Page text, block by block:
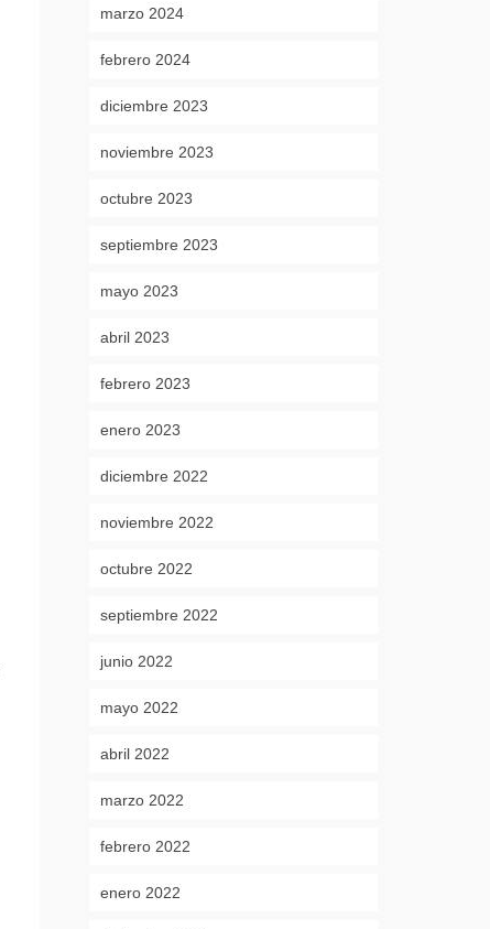
marzo 2024
febrero 2024
diciembre 2023
noviembre 2023
octubre 2023
septiembre 2023
mayo 2023
abril 2023
febrero 2023
enero 2023
diciembre 2022
noviembre 2022
octubre 2022
septiembre 2022
junio 2022
mayo 2022
abril 2022
marzo 2022
febrero 2022
enero 2022